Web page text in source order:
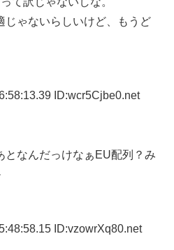
じゃないらしいけど、もうど
ID:wcr5Cjbe0.net
となんだっけなぁEU配列？み
ID:vzowrXq80.net